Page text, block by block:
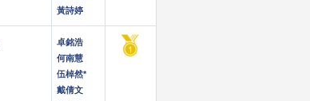
黃詩婷
卓銘浩
何南慧
伍棹然*
戴倩文